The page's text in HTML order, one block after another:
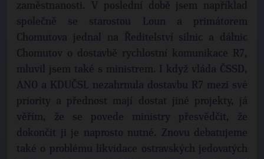
zaměstnanosti. V poslední době jsem například
společně se starostou Loun a primátorem
Chomutova jednal na Ředitelství silnic a dálnic
Chomutov o dostavbě rychlostní komunikace R7,
mluvil jsem také s ministrem. I když vláda ČSSD,
ANO a KDU­ČSL nezahrnula dostavbu R7 mezi své
priority a přednost mají dostat jiné projekty, já
věřím, že se povede ministry přesvědčit, že
dokončit ji je naprosto nutné. Znovu debatujeme
také o problému likvidace ostravských jedovatých